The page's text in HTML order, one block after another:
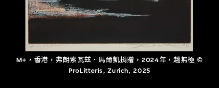
M+，香港，弗朗索瓦兹．馬爾凱捐贈，2024年，趙無極 ©
ProLitteris, Zurich, 2025
探索世界頂級的二十及二十一世紀視覺
文化藏品。